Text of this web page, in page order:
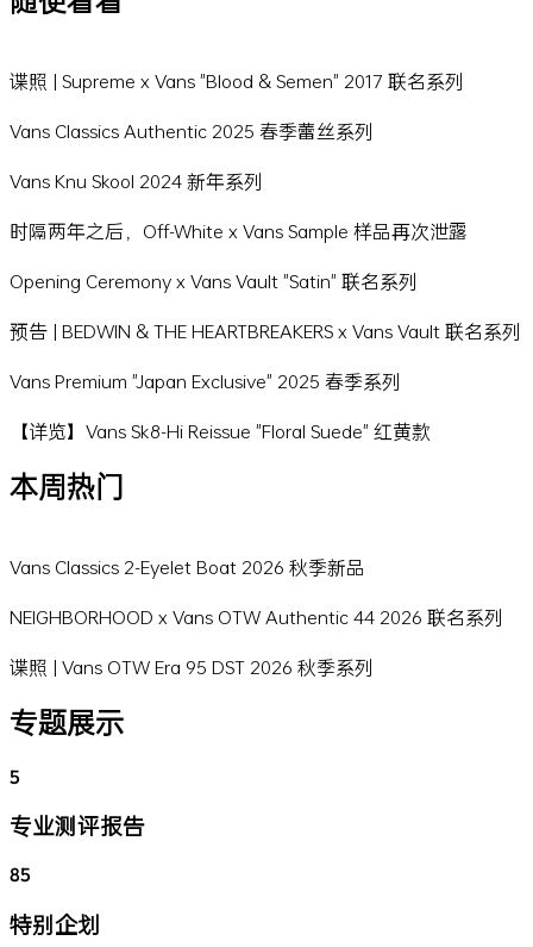
谍照 | Supreme x Vans "Blood & Semen" 2017 联名系列
Vans Classics Authentic 2025 春季蕾丝系列
Vans Knu Skool 2024 新年系列
时隔两年之后，Off-White x Vans Sample 样品再次泄露
Opening Ceremony x Vans Vault "Satin" 联名系列
预告 | BEDWIN & THE HEARTBREAKERS x Vans Vault 联名系列
Vans Premium "Japan Exclusive" 2025 春季系列
【详览】Vans Sk8-Hi Reissue "Floral Suede" 红黄款
本周热门
Vans Classics 2-Eyelet Boat 2026 秋季新品
NEIGHBORHOOD x Vans OTW Authentic 44 2026 联名系列
谍照 | Vans OTW Era 95 DST 2026 秋季系列
专题展示
5
专业测评报告
85
特别企划